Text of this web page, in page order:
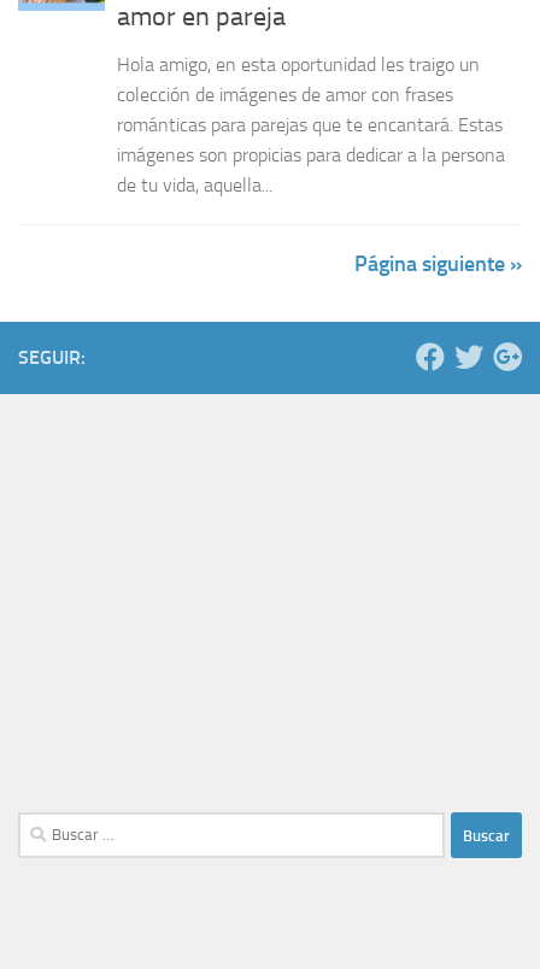
amor en pareja
Hola amigo, en esta oportunidad les traigo un
colección de imágenes de amor con frases
románticas para parejas que te encantará. Estas
imágenes son propicias para dedicar a la persona
de tu vida, aquella...
Página siguiente »
SEGUIR:
Buscar: